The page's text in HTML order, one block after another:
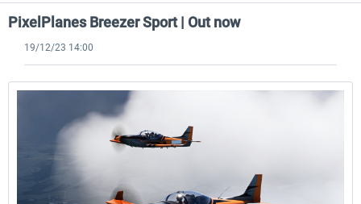
PixelPlanes Breezer Sport | Out now
19/12/23 14:00